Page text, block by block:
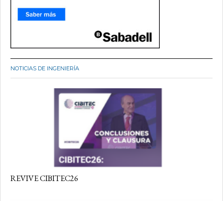
NOTICIAS DE INGENIERÍA
REVIVE CIBITEC26